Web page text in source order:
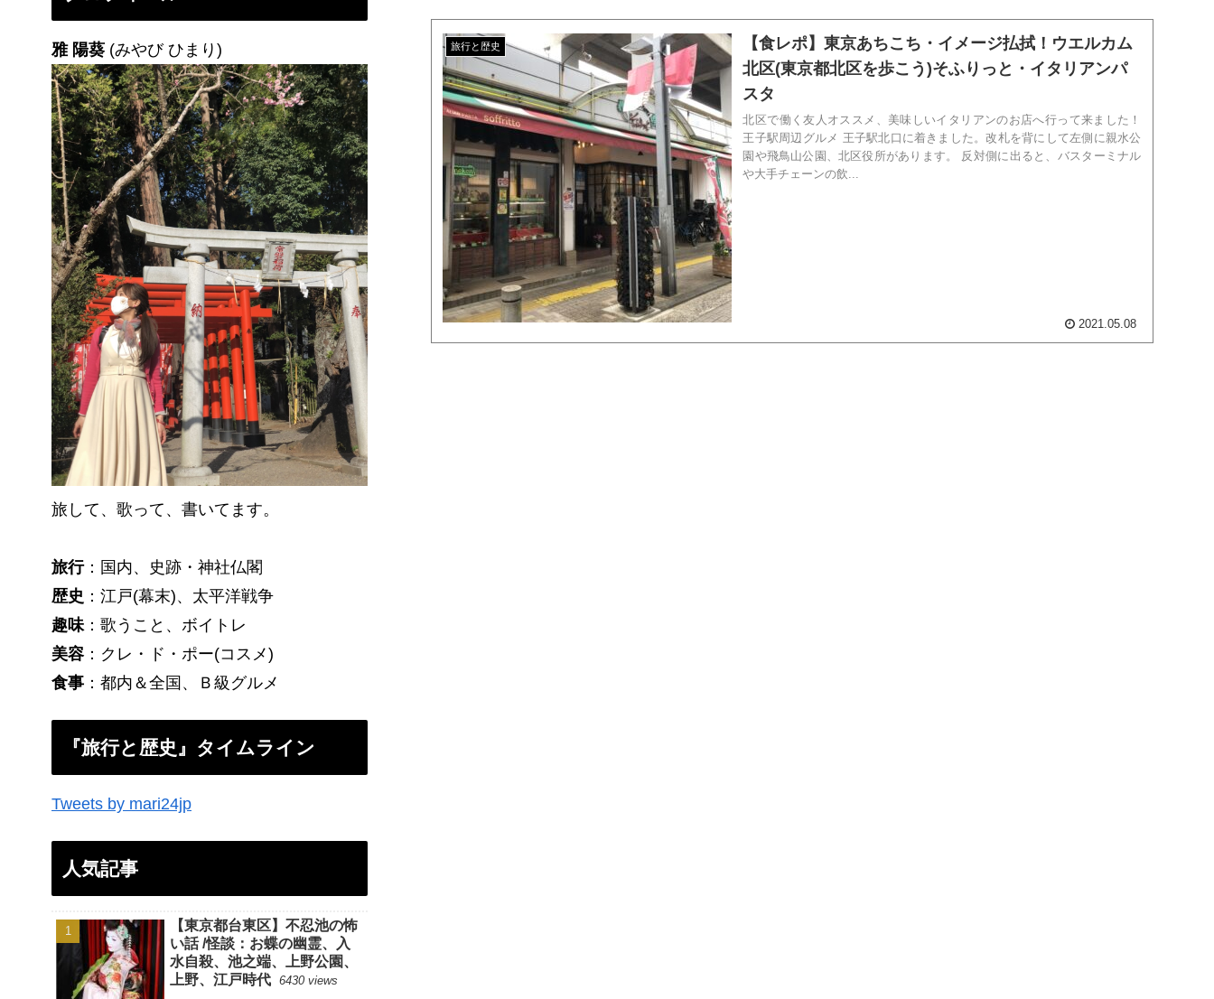
旅行と歴史
【食レポ】東京あちこち・イメージ払拭！ウエルカム
北区(東京都北区を歩こう)そふりっと・イタリアンパ
スタ
北区で働く友人オススメ、美味しいイタリアンのお店へ行って来ました！
王子駅周辺グルメ 王子駅北口に着きました。改札を背にして左側に親水公
園や飛鳥山公園、北区役所があります。 反対側に出ると、バスターミナル
や大手チェーンの飲...
2021.05.08
雅 陽葵 (みやび ひまり)
旅して、歌って、書いてます。
旅行：国内、史跡・神社仏閣
歴史 ：江戸(幕末)、太平洋戦争
趣味 ：歌うこと、ボイトレ
美容 ：クレ・ド・ポー(コスメ)
食事 ：都内＆全国、Ｂ級グルメ
『旅行と歴史』タイムライン
Tweets by mari24jp
人気記事
【東京都台東区】不忍池の怖
い話 /怪談：お蝶の幽霊、入
水自殺、池之端、上野公園、
上野、江戸時代 6430 views